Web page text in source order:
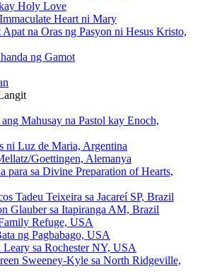
Holy Love
Heart ni Mary
na Oras ng Pasyon ni Hesus Kristo,
ng Gamot
Mahusay na Pastol kay Enoch,
ni Luz de Maria, Argentina
Goettingen, Alemanya
para sa Divine Preparation of Hearts,
Tadeu Teixeira sa Jacareí SP, Brazil
Glauber sa Itapiranga AM, Brazil
Refuge, USA
ng Pagbabago, USA
sa Rochester NY, USA
Sweeney-Kyle sa North Ridgeville,